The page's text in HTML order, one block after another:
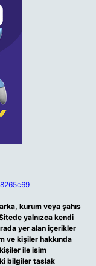
kurum veya şahıs
yalnızca kendi
yer alan içerikler
ve kişiler hakkında
ile isim
bilgiler taslak